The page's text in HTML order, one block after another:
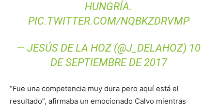
HUNGRÍA.
PIC.TWITTER.COM/NQBKZDRVMP
— JESÚS DE LA HOZ (@J_DELAHOZ) 10
DE SEPTIEMBRE DE 2017
“Fue una competencia muy dura pero aquí está el
resultado”, afirmaba un emocionado Calvo mientras